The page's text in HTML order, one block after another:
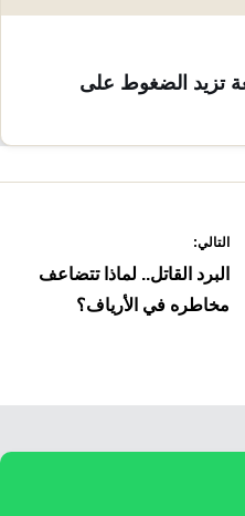
تزيد الضغوط على
التالي:
البرد القاتل.. لماذا تتضاعف
مخاطره في الأرياف؟